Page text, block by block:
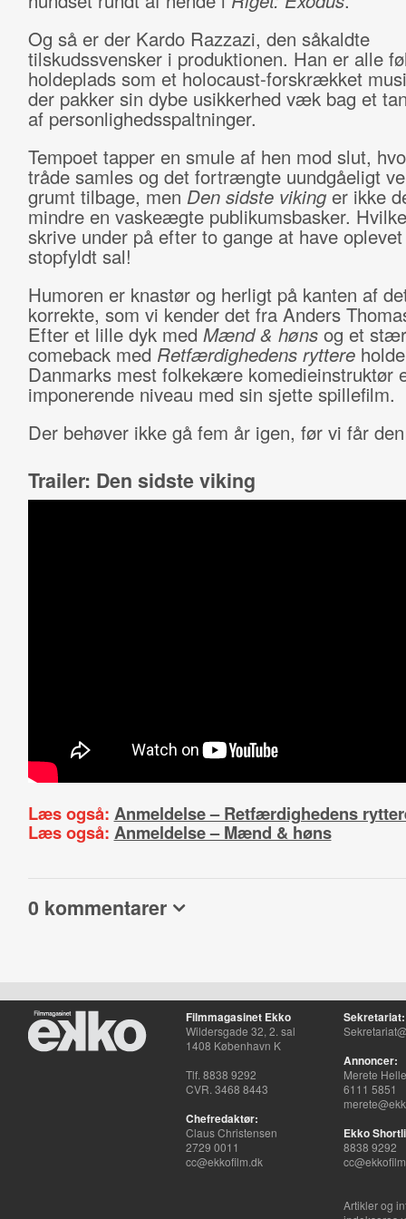
Og så er der Kardo Razzazi, den såkaldte
tilskudssvensker i produktionen. Han er alle
holdeplads som et holocaust-forskrækket
der pakker sin dybe usikkerhed væk bag et
af personlighedsspaltninger.
Tempoet tapper en smule af hen mod slut,
tråde samles og det fortrængte uundgåeligt
grumt tilbage, men Den sidste vikinger ikke
mindre en vaskeægte publikumsbasker.
skrive under på efter to gange at have
stopfyldt sal!
Humoren er knastør og herligt på kanten af
korrekte, som vi kender det fra Anders
Efter et lille dyk med Mænd & hønsog et
comeback med Retfærdighedens ryttere
Danmarks mest folkekære komedieinstruktør
imponerende niveau med sin sjette spillefilm.
Der behøver ikke gå fem år igen, før vi får
Trailer: Den sidste viking
Læs også: Anmeldelse – Retfærdighedens
Læs også: Anmeldelse – Mænd & høns
0 kommentarer
Filmmagasinet Ekko
Wildersgade 32, 2. sal
1408 København K
Tlf. 8838 9292
CVR. 3468 8443
Chefredaktør:
Claus Christensen
2729 0011
cc@ekkofilm.dk
Sekretariat:
Annoncer:
Merete
6111 5851
Ekko
8838 9292
Artikler og